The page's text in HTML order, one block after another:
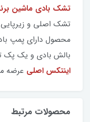
تشک بادی ماشین
تشک اصلی و
محصول دارای پمپ
بالش بادی و یک پک
اینتکس اصلی عرضه
محصولات مرتبط